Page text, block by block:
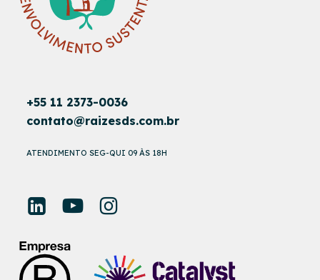
+55 11 2373-0036
contato@raizesds.com.br
ATENDIMENTO SEG-QUI 09 ÀS 18H